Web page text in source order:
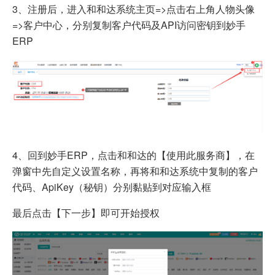
3、注册后，进入和和达系统主页=>点击右上角人物头像
=>客户中心，分别复制客户代码及API访问密钥到妙手
ERP
4、回到妙手ERP，点击和和达的【使用此服务商】，在
弹窗中先自定义设置名称，再将和和达系统中复制的客户
代码、ApiKey（秘钥）分别黏贴到对应输入框
最后点击【下一步】即可开始授权